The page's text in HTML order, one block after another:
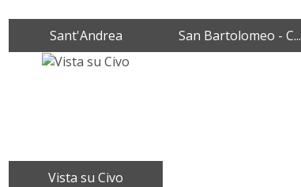
Sant'Andrea San Bartolomeo - C...
Vista su Civo